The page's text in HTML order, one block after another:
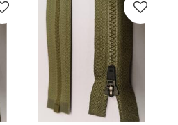
Zu Favoriten hinzufügen Zu